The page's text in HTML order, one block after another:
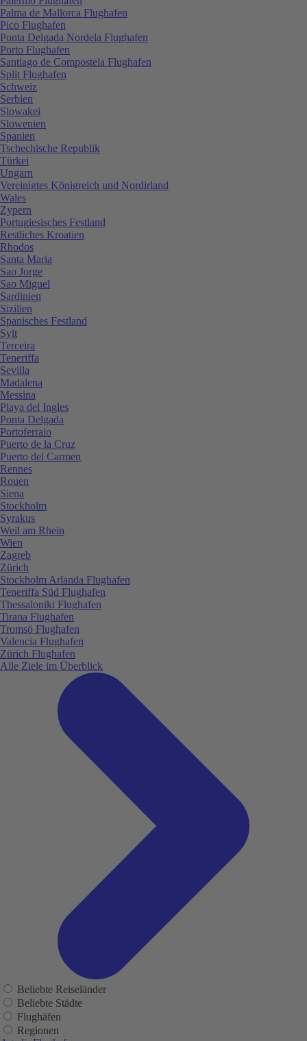
Palma de Mallorca Flughafen
Pico Flughafen
Ponta Delgada Nordela Flughafen
Porto Flughafen
Santiago de Compostela Flughafen
Split Flughafen
Schweiz
Serbien
Slowakei
Slowenien
Spanien
Tschechische Republik
Türkei
Ungarn
Vereinigtes Königreich und Nordirland
Wales
Zypern
Portugiesisches Festland
Restliches Kroatien
Rhodos
Santa Maria
Sao Jorge
Sao Miguel
Sardinien
Sizilien
Spanisches Festland
Sylt
Terceira
Teneriffa
Sevilla
Madalena
Messina
Playa del Ingles
Ponta Delgada
Portoferraio
Puerto de la Cruz
Puerto del Carmen
Rennes
Rouen
Siena
Stockholm
Syrakus
Weil am Rhein
Wien
Zagreb
Zürich
Stockholm Arlanda Flughafen
Teneriffa Süd Flughafen
Thessaloniki Flughafen
Tirana Flughafen
Tromsö Flughafen
Valencia Flughafen
Zürich Flughafen
Alle Ziele im Überblick
Beliebte Reiseländer
Beliebte Städte
Flughäfen
Regionen